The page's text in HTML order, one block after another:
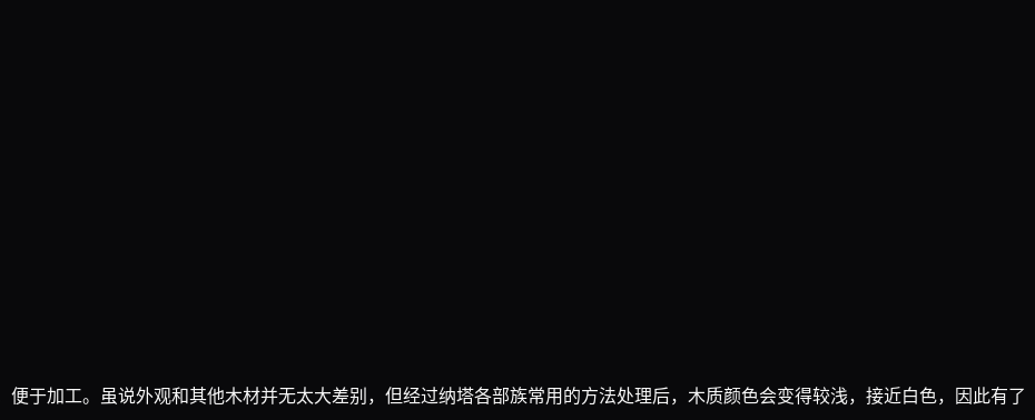
于加工。虽说外观和其他木材并无太大差别，但经过纳塔各部族常用的方法处理后，木质颜色会变得较浅，接近白色，因此有了